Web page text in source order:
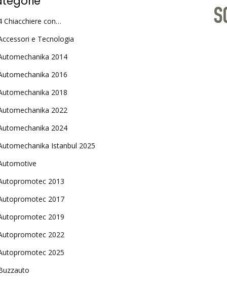
Chiacchiere con…
e Tecnologia
2014
2016
2018
2022
2024
Istanbul 2025
2013
2017
2019
2022
2025